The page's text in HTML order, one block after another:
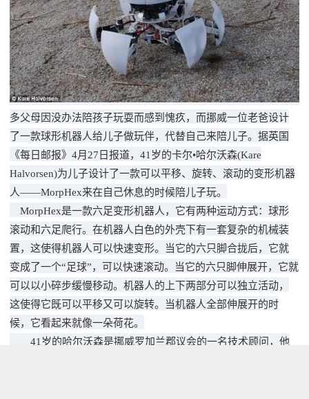
多父母因没办法陪孩子玩耍而感到愧疚，而挪威一位老爸设计
了一款球形机器人给儿子做玩伴，代替自己来陪儿子。据英国
《每日邮报》4月27日报道，41岁的卡尔•哈尔沃森(Kare
Halvorsen)为儿子设计了一款可以平移、旋转、滚动的变形机器
人——MorpHex来在自己休息的时候陪儿子玩。
MorpHex是一款六足变形机器人，它有两种运动方式：球形
滚动和六足爬行。在机器人白色的外壳下有一套复杂的机械装
置，这使得机器人可以快速变形。当它的六只脚合拢后，它就
变成了一个“足球”，可以快速滚动。当它的六只脚伸展开，它就
可以以小碎步缓慢移动。机器人的上下两部分可以独立活动，
这使得它既可以平移又可以旋转。当机器人全部伸展开的时
候，它看起来就像一朵荷花。
41岁的哈尔沃森是挪威罗加兰郡议会的一名技术顾问，他